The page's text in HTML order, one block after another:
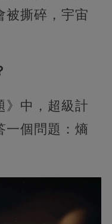
被撕碎，宇宙
》中，超級計
一個問題：熵